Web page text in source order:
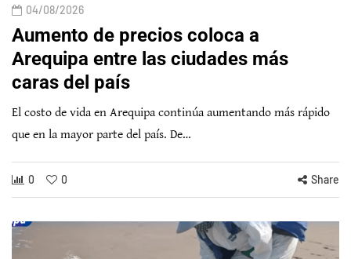
04/08/2026
Aumento de precios coloca a
Arequipa entre las ciudades más
caras del país
El costo de vida en Arequipa continúa aumentando más rápido
que en la mayor parte del país. De…
0 0 Share